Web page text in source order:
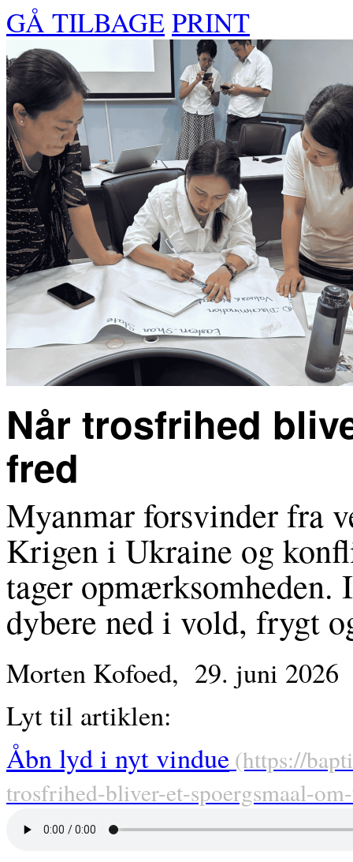
GÅ TILBAGEPRINT
Når trosfrihed
fred
Myanmar forsvinder fra
Krigen i Ukraine og
tager opmærksomheden.
dybere ned i vold, frygt
Morten Kofoed, 29. juni 2026
Lyt til artiklen:
Åbn lyd i nyt vindue